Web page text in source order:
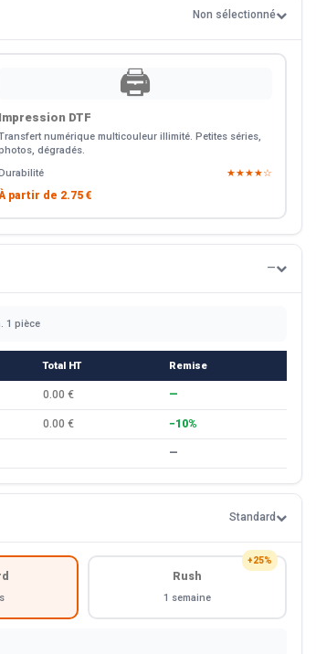
Non sélectionné
🖨️
Impression DTF
numérique multicouleur illimité. Petites séries,
dégradés.
★★★★☆
À partir de 2.75 €
—
1 pièce
Total HT Remise
0.00 € —
0.00 € −10%
—
Standard
+25%
Rush
1 semaine